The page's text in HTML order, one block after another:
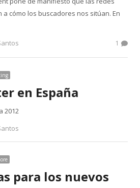
cómo los buscadores nos sitúan. En
1
en España
2012
para los nuevos